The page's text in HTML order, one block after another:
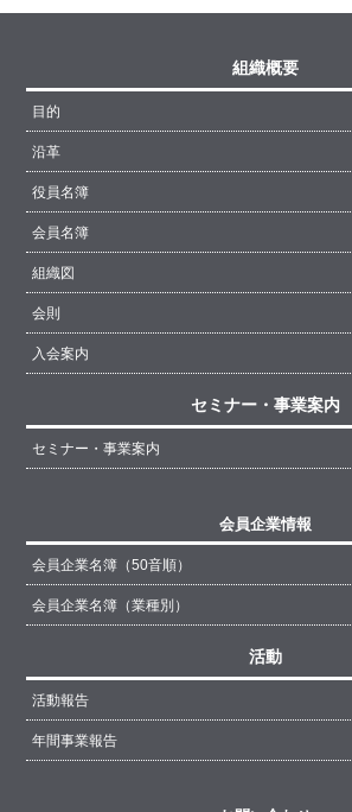
組織概要
目的
沿革
役員名簿
会員名簿
組織図
会則
入会案内
セミナー・事業案内
セミナー・事業案内
会員企業情報
会員企業名簿（50音順）
会員企業名簿（業種別）
活動
活動報告
年間事業報告